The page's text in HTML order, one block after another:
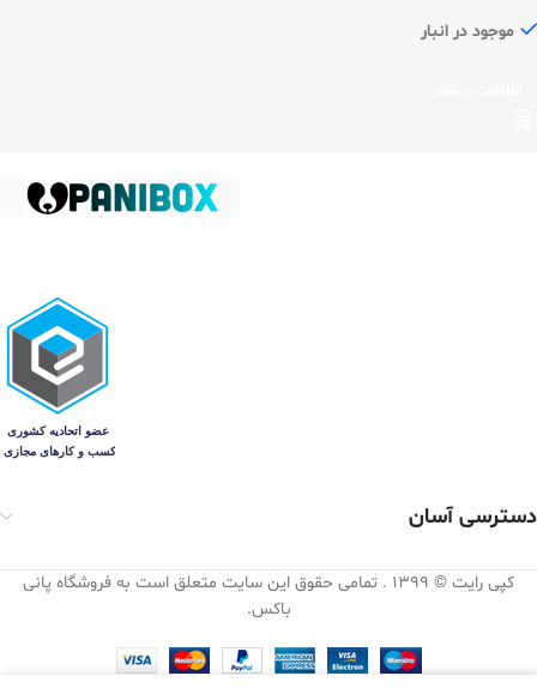
موجود در انبار
دسترسی آسان
کپی رایت © 1399 . تمامی حقوق این سایت متعلق است به فروشگاه پانی
باکس.